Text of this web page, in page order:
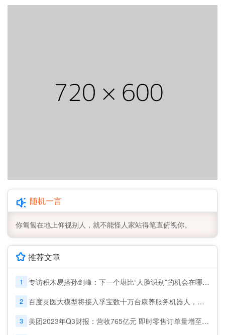
随机一言
你匍匐在地上仰视别人，就不能怪人家站得笔直俯视你。
推荐文章
1 专访积木易搭孙剑峰：下一个堪比“人脸识别”的机会在哪里？
2 百度灵医大模型将接入孚宝数十万台康养服务机器人，助力适老化改革
3 美团2023年Q3财报：营收765亿元 即时零售订单量增至62亿笔